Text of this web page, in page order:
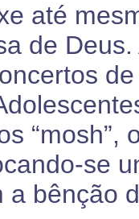
até
de
“mosh”,
se
a bênção